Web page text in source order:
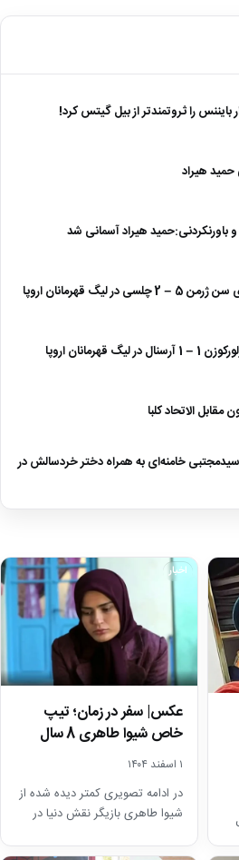
بایننس را ثروتمندتر از بیل گیتس کرد!
هیراد
باورنکردنی:حمید هیراد آسمانی شد
لیگ قهرمانان اروپا
قهرمانان اروپا
مقابل الاتحاد کلبا
خامنه‌ای به همراه دختر خردسالش در
اخبار
عکس| سفر در زمان؛ تیپ
خاص شیوا طاهری 8 سال
بعد سریال…۱ اسفند ۱۴۰۴
در ادامه تصویری کمتر دیده شده از
شیوا طاهری بازیگر نقش دنیا در